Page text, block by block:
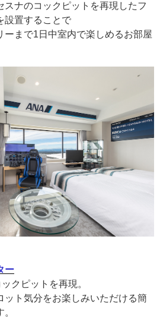
インフォメーション
会社概要
プライバシーポリシー
ソーシャルメディアポリシー
スナのコックピットを再現したフ
設置することで
ーまで1日中室内で楽しめるお部屋
ー
クピットを再現。
ット気分をお楽しみいただける簡